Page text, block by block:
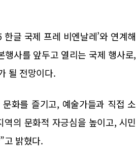
글 국제 프레 비엔날레’와 연계해
사를 앞두고 열리는 국제 행사로,
될 전망이다.
화를 즐기고, 예술가들과 직접 소
의 문화적 자긍심을 높이고, 시민
고 밝혔다.